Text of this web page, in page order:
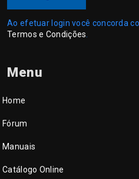
Ao efetuar login você concorda
Termos e Condições
Menu
Home
Fórum
Manuais
Catálogo Online